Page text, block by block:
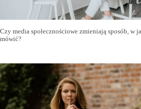
Czy media społecznościowe zmieniają sposób, w
mówić?